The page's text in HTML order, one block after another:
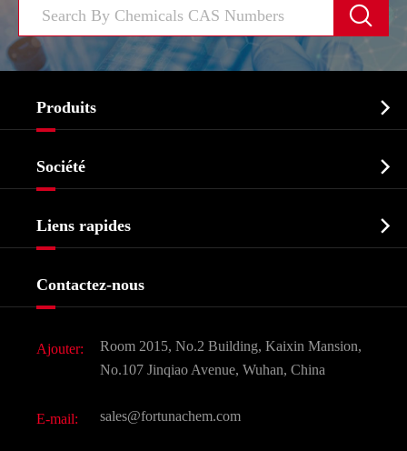

Produits 
Biochimique
Produits agrochimiques et intermédiaires
Ingrédients cosmétiques
Saveurs et parfums
CAS chimiques
Société 
Histoire de l'entreprise
Liens rapides 
Contactez-nous
Ajouter:
Room 2015, No.2 Building, Kaixin Mansion,
No.107 Jinqiao Avenue, Wuhan, China
E-mail: sales@fortunachem.com